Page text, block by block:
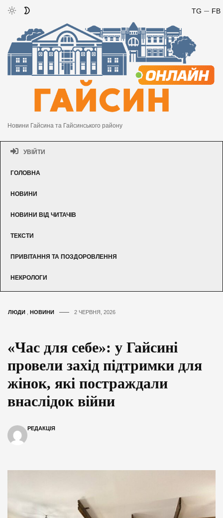
FB
TG
Новини Гайсина та Гайсинського району
УВІЙТИ
ГОЛОВНА
НОВИНИ
НОВИНИ ВІД ЧИТАЧІВ
ТЕКСТИ
ПРИВІТАННЯ ТА ПОЗДОРОВЛЕННЯ
НЕКРОЛОГИ
ЛЮДИ НОВИНИ 2 ЧЕРВНЯ, 2026
«Час для себе»: у Гайсині
провели захід підтримки для
жінок, які постраждали
внаслідок війни
РЕДАКЦІЯ